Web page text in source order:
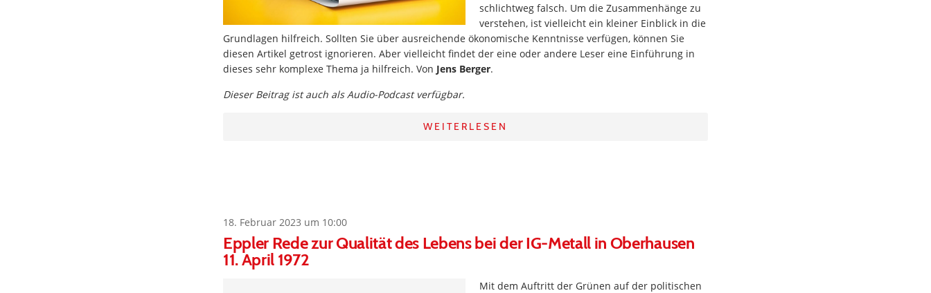
schlichtweg falsch. Um die Zusammenhänge zu
verstehen, ist vielleicht ein kleiner Einblick in die
Grundlagen hilfreich. Sollten Sie über ausreichende ökonomische Kenntnisse verfügen, können Sie
diesen Artikel getrost ignorieren. Aber vielleicht findet der eine oder andere Leser eine Einführung in
dieses sehr komplexe Thema ja hilfreich. Von Jens Berger.
Dieser Beitrag ist auch als Audio-Podcast verfügbar.
WEITERLESEN
18. Februar 2023 um 10:00
Eppler Rede zur Qualität des Lebens bei der IG-Metall in Oberhausen
11. April 1972
Mit dem Auftritt der Grünen auf der politischen